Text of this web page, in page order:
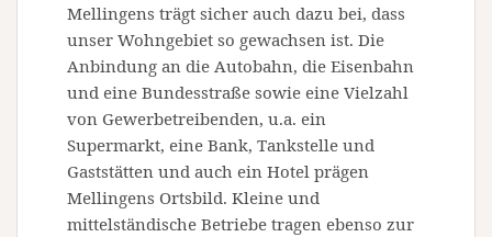
Mellingens trägt sicher auch dazu bei, dass
unser Wohngebiet so gewachsen ist. Die
Anbindung an die Autobahn, die Eisenbahn
und eine Bundesstraße sowie eine Vielzahl
von Gewerbetreibenden, u.a. ein
Supermarkt, eine Bank, Tankstelle und
Gaststätten und auch ein Hotel prägen
Mellingens Ortsbild. Kleine und
mittelständische Betriebe tragen ebenso zur